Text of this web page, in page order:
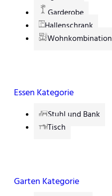
Garderobe
Hallenschrank
Wohnkombination
Essen Kategorie
Stuhl und Bank
Tisch
Garten Kategorie